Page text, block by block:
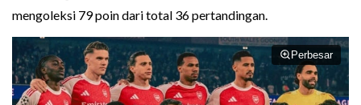
mengoleksi 79 poin dari total 36 pertandingan.
Perbesar